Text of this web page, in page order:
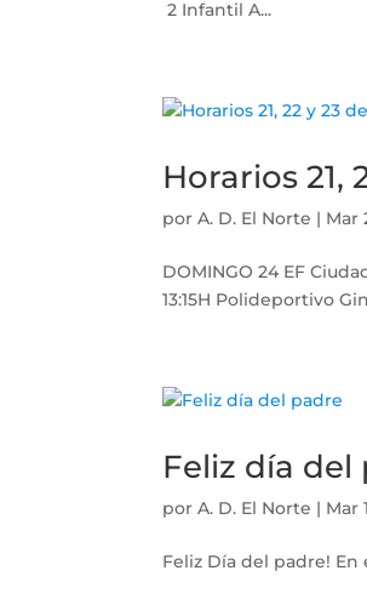
2 Infantil A...
Horarios 21,
porA. D. El Norte | Mar
DOMINGO 24​ EF
13:15H Polideportivo
Feliz día del
porA. D. El Norte | Mar
Feliz Día del padre! En